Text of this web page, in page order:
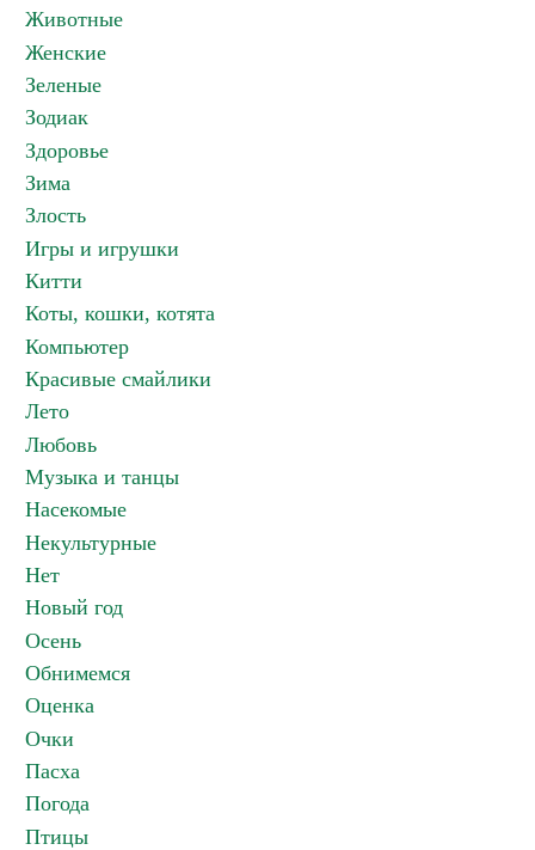
Животные
Женские
Зеленые
Зодиак
Здоровье
Зима
Злость
Игры и игрушки
Китти
Коты, кошки, котята
Компьютер
Красивые смайлики
Лето
Любовь
Музыка и танцы
Насекомые
Некультурные
Нет
Новый год
Осень
Обнимемся
Оценка
Очки
Пасха
Погода
Птицы